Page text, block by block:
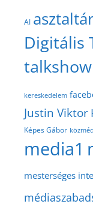
AI
Digitális
kereskedelem
Justin Viktor
Képes Gábor
media1
mesterséges